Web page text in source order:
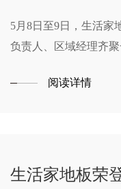
5月8日至9日，生活家
负责人、区域经理齐
阅读详情
生活家地板荣